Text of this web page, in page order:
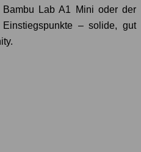
Lab A1 Mini oder der
– solide, gut